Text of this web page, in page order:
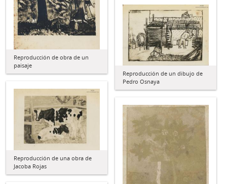
Reproducción de obra de un
paisaje
Reproducción de un dibujo de
Pedro Osnaya
Reproducción de una obra de
Jacoba Rojas